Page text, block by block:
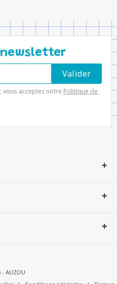
vous acceptez notre Politique de
- AUZOU